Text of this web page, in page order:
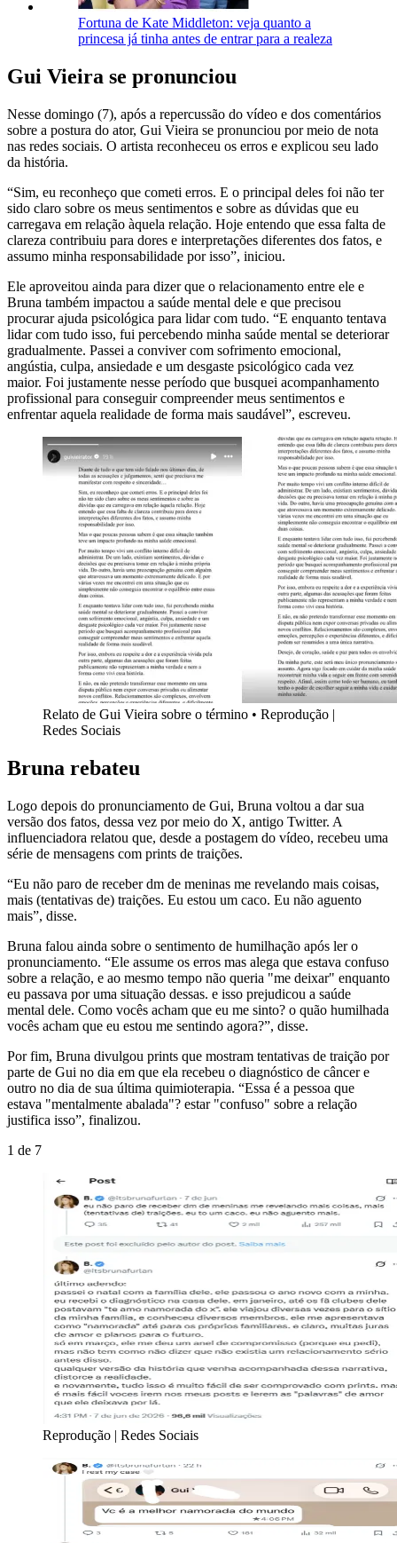
Fortuna de Kate Middleton: veja quanto a
princesa já tinha antes de entrar para a realeza
Gui Vieira se pronunciou
Nesse domingo (7), após a repercussão do vídeo e dos comentários
sobre a postura do ator, Gui Vieira se pronunciou por meio de nota
nas redes sociais. O artista reconheceu os erros e explicou seu lado
da história.
“Sim, eu reconheço que cometi erros. E o principal deles foi não ter
sido claro sobre os meus sentimentos e sobre as dúvidas que eu
carregava em relação àquela relação. Hoje entendo que essa falta de
clareza contribuiu para dores e interpretações diferentes dos fatos, e
assumo minha responsabilidade por isso”, iniciou.
Ele aproveitou ainda para dizer que o relacionamento entre ele e
Bruna também impactou a saúde mental dele e que precisou
procurar ajuda psicológica para lidar com tudo. “E enquanto tentava
lidar com tudo isso, fui percebendo minha saúde mental se deteriorar
gradualmente. Passei a conviver com sofrimento emocional,
angústia, culpa, ansiedade e um desgaste psicológico cada vez
maior. Foi justamente nesse período que busquei acompanhamento
profissional para conseguir compreender meus sentimentos e
enfrentar aquela realidade de forma mais saudável”, escreveu.
Relato de Gui Vieira sobre o término • Reprodução |
Redes Sociais
Bruna rebateu
Logo depois do pronunciamento de Gui, Bruna voltou a dar sua
versão dos fatos, dessa vez por meio do X, antigo Twitter. A
influenciadora relatou que, desde a postagem do vídeo, recebeu uma
série de mensagens com prints de traições.
“Eu não paro de receber dm de meninas me revelando mais coisas,
mais (tentativas de) traições. Eu estou um caco. Eu não aguento
mais”, disse.
Bruna falou ainda sobre o sentimento de humilhação após ler o
pronunciamento. “Ele assume os erros mas alega que estava confuso
sobre a relação, e ao mesmo tempo não queria "me deixar" enquanto
eu passava por uma situação dessas. e isso prejudicou a saúde
mental dele. Como vocês acham que eu me sinto? o quão humilhada
vocês acham que eu estou me sentindo agora?”, disse.
Por fim, Bruna divulgou prints que mostram tentativas de traição por
parte de Gui no dia em que ela recebeu o diagnóstico de câncer e
outro no dia de sua última quimioterapia. “Essa é a pessoa que
estava "mentalmente abalada"? estar "confuso" sobre a relação
justifica isso”, finalizou.
1 de 7
Reprodução | Redes Sociais